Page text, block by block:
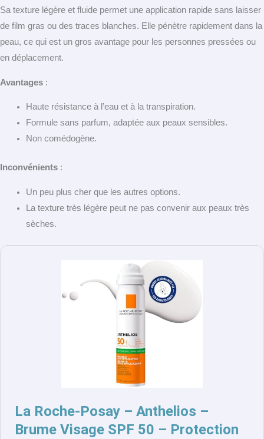
Sa texture légère et fluide permet une application rapide sans laisser
de film gras ou des traces blanches. Elle pénètre rapidement dans la
peau, ce qui est un gros avantage pour les personnes pressées ou
en déplacement.
Avantages :
Haute résistance à l’eau et à la transpiration.
Formule sans parfum, adaptée aux peaux sensibles.
Non comédogène.
Inconvénients :
Un peu plus cher que les autres options.
La texture très légère peut ne pas convenir aux peaux très
sèches.
La Roche-Posay – Anthelios –
Brume Visage SPF 50 – Protection